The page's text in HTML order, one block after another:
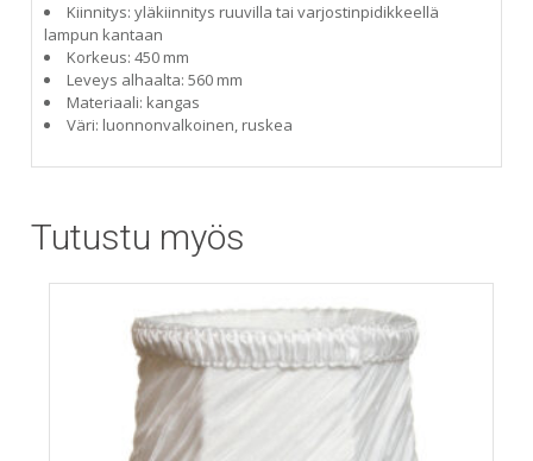
Kiinnitys: yläkiinnitys ruuvilla tai varjostinpidikkeellä
lampun kantaan
Korkeus: 450 mm
Leveys alhaalta: 560 mm
Materiaali: kangas
Väri: luonnonvalkoinen, ruskea
Tutustu myös